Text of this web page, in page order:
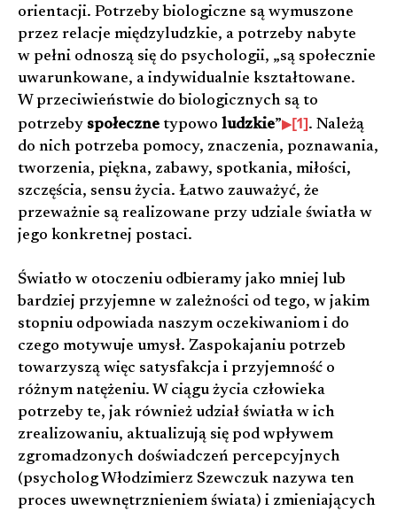
orientacji. Potrzeby biologiczne są wymuszone
przez relacje międzyludzkie, a potrzeby nabyte
w pełni odnoszą się do psychologii, „są społecznie
uwarunkowane, a indywidualnie kształtowane.
W przeciwieństwie do biologicznych są to
potrzeby społeczne typowo ludzkie” [1]. Należą
do nich potrzeba pomocy, znaczenia, poznawania,
tworzenia, piękna, zabawy, spotkania, miłości,
szczęścia, sensu życia. Łatwo zauważyć, że
przeważnie są realizowane przy udziale światła w
jego konkretnej postaci.
Światło w otoczeniu odbieramy jako mniej lub
bardziej przyjemne w zależności od tego, w jakim
stopniu odpowiada naszym oczekiwaniom i do
czego motywuje umysł. Zaspokajaniu potrzeb
towarzyszą więc satysfakcja i przyjemność o
różnym natężeniu. W ciągu życia człowieka
potrzeby te, jak również udział światła w ich
zrealizowaniu, aktualizują się pod wpływem
zgromadzonych doświadczeń percepcyjnych
(psycholog Włodzimierz Szewczuk nazywa ten
proces uwewnętrznieniem świata) i zmieniających